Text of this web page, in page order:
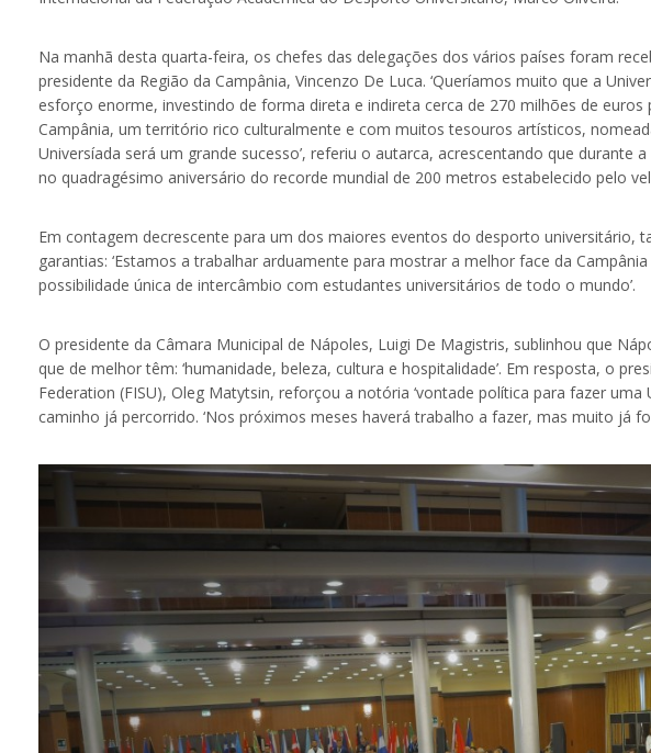
Na manhã desta quarta-feira, os chefes das delegações dos vários países foram
presidente da Região da Campânia, Vincenzo De Luca. ‘Queríamos muito que a
esforço enorme, investindo de forma direta e indireta cerca de 270 milhões de
Campânia, um território rico culturalmente e com muitos tesouros artísticos,
Universíada será um grande sucesso’, referiu o autarca, acrescentando que durante
no quadragésimo aniversário do recorde mundial de 200 metros estabelecido pelo
Em contagem decrescente para um dos maiores eventos do desporto universitário,
garantias: ‘Estamos a trabalhar arduamente para mostrar a melhor face da
possibilidade única de intercâmbio com estudantes universitários de todo o mundo’.
O presidente da Câmara Municipal de Nápoles, Luigi De Magistris, sublinhou que
que de melhor têm: ‘humanidade, beleza, cultura e hospitalidade’. Em resposta, o
Federation (FISU), Oleg Matytsin, reforçou a notória ‘vontade política para fazer uma
caminho já percorrido. ‘Nos próximos meses haverá trabalho a fazer, mas muito já